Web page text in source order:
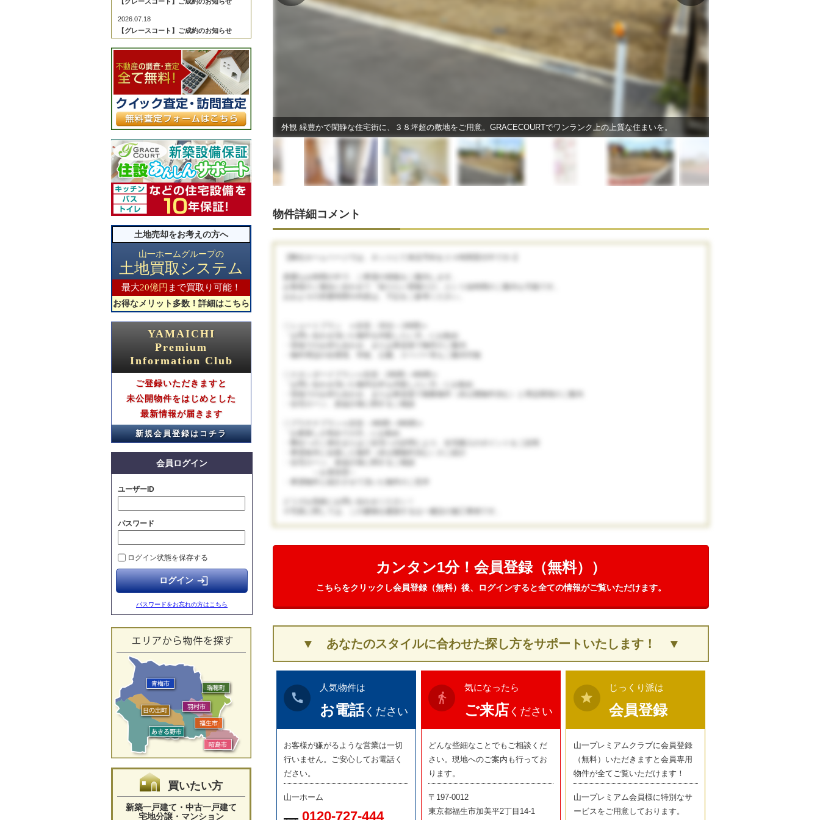
2026.07.18
【グレースコート】ご成約のお知らせ
2026.07.18
【グレースコート】ご成約のお知らせ
2026.07.04
【グレースコート】ご成約のお知らせ
2026.06.29
【グレースコート】ご成約のお知らせ
【グレースコート】ご成約のお知らせ
2026.06.27
【グレースコート】ご成約のお知らせ
2026.06.27
【グレースコート】ご成約のお知らせ
2026.06.22
【グレースコート】ご成約のお知らせ
2026.06.20
【グレースコート】ご成約のお知らせ
2026.06.15
【グレースコート】ご成約のお知らせ
2026.06.08
【グレースコート】ご成約のお知らせ
【グレースコート】ご成約のお知らせ
【グレースコート】ご成約のお知らせ
2026.05.31
【グレースコート】ご成約のお知らせ
2026.05.31
【グレースコート】ご成約のお知らせ
2026.05.24
【グレースコート】ご成約のお知らせ
【グレースコート】ご成約のお知らせ
2026.05.24
【グレースコート】ご成約のお知らせ
2026.05.23
【グレースコート】ご成約のお知らせ
2026.05.17
【グレースコート】ご成約のお知らせ
【グレースコート】ご成約のお知らせ
2026.05.17
【グレースコート】ご成約のお知らせ
2026.05.10
【グレースコート】ご成約のお知らせ
2026.05.10
【グレースコート】ご成約のお知らせ
土地売却をお考えの方へ
山一ホームグループの
土地買取システム
最大20億円 まで買取り可能！
お得なメリット多数！詳細はこちら
YAMAICHI
Premium
Information Club
ご登録いただきますと
未公開物件をはじめとした
最新情報が届きます
新規会員登録はコチラ
会員ログイン
ユーザーID
パスワード
ログイン状態を保存する
login
パスワードをお忘れの方はこちら
買いたい方
新築一戸建て・中古一戸建て
宅地分譲・マンション
外観 緑豊かで閑静な住宅街に、３８坪超の敷地をご用意。GRACECOURTでワンランク上の上質な住まいを。
物件詳細コメント
「お問い合わせ頂いた物件を内覧したい方」にお勧め
「お問い合わせ頂いた物件以外も内覧したい方」にお勧め
・現地でのお待ち合わせ、または車送迎で複数物件（未公開物件含む）と周辺環境のご案内
・希望物件と紹介させて頂いた物件のご見学
※写真に関しては、この建物を建築する山一建設の施工事例です。
カンタン1分！会員登録（無料））
こちらをクリックし会員登録（無料）後、ログインすると全ての情報がご覧いただけます。
▼ あなたのスタイルに合わせた探し方をサポートいたします！ ▼
call
人気物件は
お電話ください
お客様が嫌がるような営業は一切
行いません。ご安心してお電話く
ださい。
山一ホーム
0120-727-444
directions_walk
気になったら
ご来店 ください
どんな些細なことでもご相談くだ
さい。現地へのご案内も行ってお
ります。
〒197-0012
東京都福生市加美平2丁目14-1
star
じっくり派は
会員登録
山一プレミアムクラブに会員登録
（無料）いただきますと会員専用
物件が全てご覧いただけます！
山一プレミアム会員様に特別なサ
ービスをご用意しております。